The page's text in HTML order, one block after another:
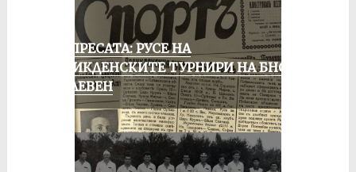
ОТ ПРЕСАТА: РУСЕ НА
ВЕЛИКДЕНСКИТЕ ТУРНИРИ НА БНСФ
В ПЛЕВЕН